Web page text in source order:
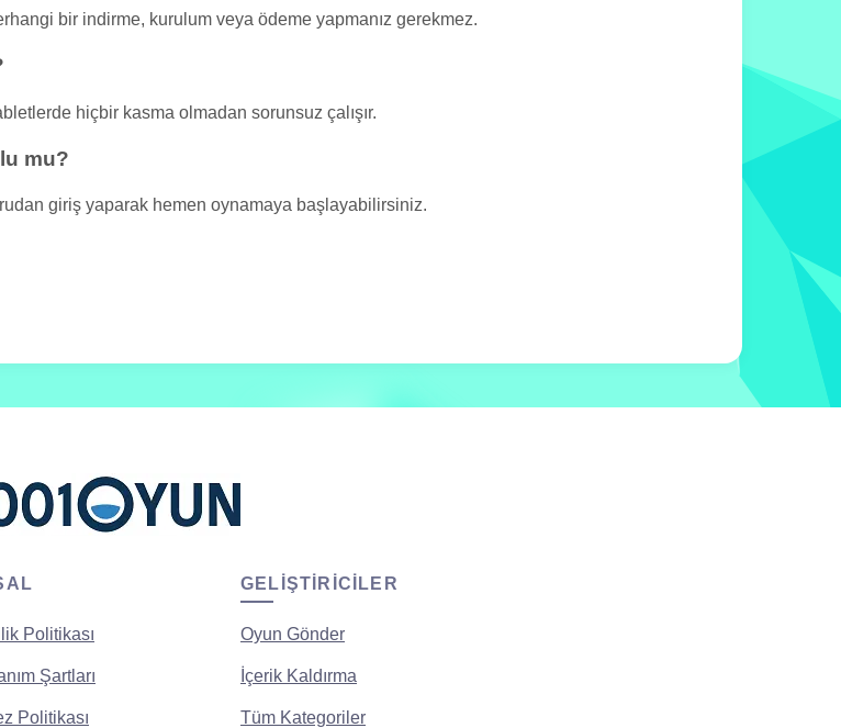
bir indirme, kurulum veya ödeme yapmanız gerekmez.
hiçbir kasma olmadan sorunsuz çalışır.
mu?
giriş yaparak hemen oynamaya başlayabilirsiniz.
Politikası
Şartları
Politikası
GELIŞTIRICILER
Oyun Gönder
İçerik Kaldırma
Tüm Kategoriler